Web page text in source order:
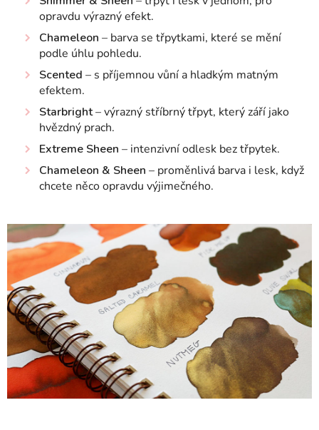
opravdu výrazný efekt.
Chameleon – barva se třpytkami, které se mění
podle úhlu pohledu.
Scented – s příjemnou vůní a hladkým matným
efektem.
Starbright– výrazný stříbrný třpyt, který září jako
hvězdný prach.
Extreme Sheen – intenzivní odlesk bez třpytek.
Chameleon & Sheen – proměnlivá barva i lesk, když
chcete něco opravdu výjimečného.